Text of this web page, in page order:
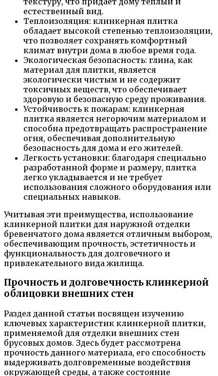
естественный вид.
Теплоизоляция: клинкерная плитка
обладает высокой степенью теплоизоляции,
что позволяет сохранять комфортный
климат внутри дома в любое время года.
Экологическая безопасность: глина, как
материал для плитки, является
экологически чистым и не содержит
токсичных веществ, что обеспечивает
здоровую и безопасную среду проживания.
Устойчивость к пожарам: клинкерная
плитка является негорючим материалом и
способна предотвращать распространение
огня, обеспечивая дополнительную
безопасность для дома и его жителей.
Легкость установки: благодаря специально
разработанной форме и размеру, плитка
легко укладывается и не требует
использования сложного оборудования или
специальных навыков.
Учитывая эти преимущества, использование
клинкерной плитки для наружной отделки
бревенчатого дома является отличным выбором,
обеспечивающим прочность, эстетичность и
функциональность для долговечного и
привлекательного вида жилища.
Прочность и долговечность клинкерной
облицовки внешних стен
Раздел данной статьи посвящен изучению
ключевых характеристик клинкерной плитки,
применяемой для отделки внешних стен
брусовых домов. Здесь будет рассмотрена
прочность данного материала, его способность
выдерживать долговременные воздействия
окружающей среды, а также состояние